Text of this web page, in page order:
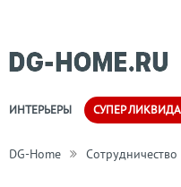
ИНТЕРЬЕРЫ СУПЕР
DG-Home Сотрудничество